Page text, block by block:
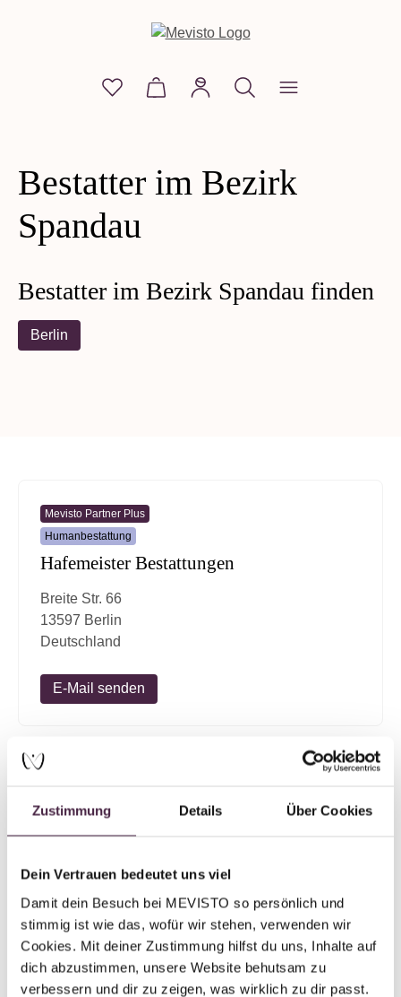
Zustimmung Details Über Cookies
Dein Vertrauen bedeutet uns viel
Damit dein Besuch bei MEVISTO so persönlich und
stimmig ist wie das, wofür wir stehen, verwenden wir
Cookies. Mit deiner Zustimmung hilfst du uns, Inhalte auf
dich abzustimmen, unsere Website behutsam zu
verbessern und dir zu zeigen, was wirklich zu dir passt.
Du hast 0 Produkte auf dem Merkzettel
Warenkorb enthält 0 Positionen.
Bestatter im Bezirk
Spandau
Bestatter im Bezirk Spandau finden
Berlin
Mevisto Partner Plus
Humanbestattung
Hafemeister Bestattungen
Breite Str. 66
13597 Berlin
Deutschland
E-Mail senden
Humanbestattung
Neumann & Klotz Bestattung
Stadtrandstraße 486
Deutschland